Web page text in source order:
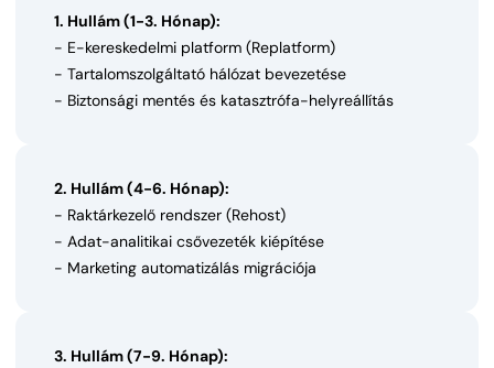
1. Hullám (1-3. Hónap):
- E-kereskedelmi platform (Replatform)
- Tartalomszolgáltató hálózat bevezetése
- Biztonsági mentés és katasztrófa-helyreállítás
2. Hullám (4-6. Hónap):
- Raktárkezelő rendszer (Rehost)
- Adat-analitikai csővezeték kiépítése
- Marketing automatizálás migrációja
3. Hullám (7-9. Hónap):